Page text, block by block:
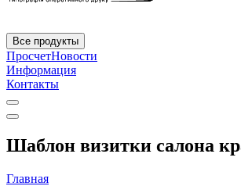
Все продукты
ПросчетНовости
Информация
Контакты
Шаблон визитки салона
Главная